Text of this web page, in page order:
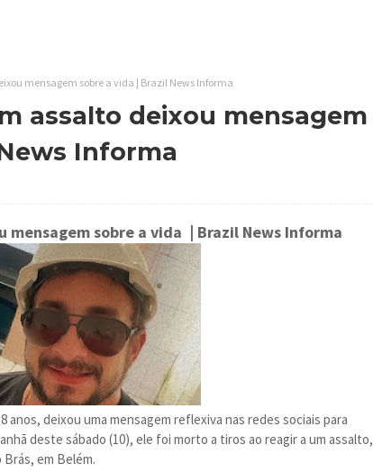
mensagem sobre a vida | Brazil News Informa
assalto deixou mensagem
Informa
mensagem sobre a vida | Brazil News Informa
anos, deixou uma mensagem reflexiva nas redes sociais para
deste sábado (10), ele foi morto a tiros ao reagir a um assalto,
em Belém.